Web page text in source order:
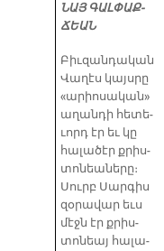
ՆԱՅ ԳԱԼ­ՓԱՔ­
ՃԵԱՆ
Բիւ­զան­դա­կան
Վա­ղէս կայս­րը
«ա­րիո­սա­կան»
ա­ղան­դի հե­տե­
ւորդ էր եւ կը
հա­լա­ծէր քրիս­
տո­նեա­նե­րը։
Սուրբ Սար­գիս
զօ­րա­վար եւս
մէջն էր քրիս­
տո­նեայ հա­լա­